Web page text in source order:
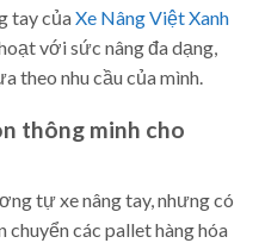
tay củaXe Nâng Việt Xanh
với sức nâng đa dạng,
theo nhu cầu của mình.
thông minh cho
tự xe nâng tay, nhưng có
các pallet hàng hóa